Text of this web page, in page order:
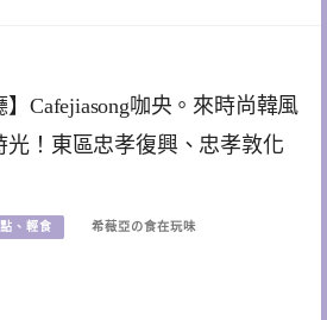
】Cafejiasong咖央。來時尚韓風
光！東區忠孝復興、忠孝敦化
、輕食
希薇亞の食在玩味